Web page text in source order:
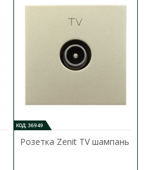
КОД: 36949
Розетка Zenit TV шампань